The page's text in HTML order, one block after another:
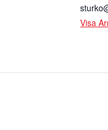
Visa